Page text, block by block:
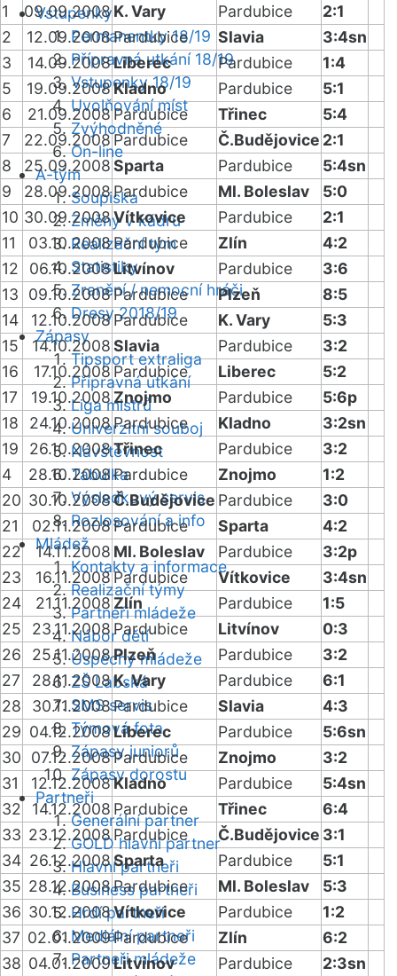
Vstupenky
Permanentky 18/19
Přípravná utkání 18/19
Vstupenky 18/19
Uvolňování míst
Zvýhodněné
On-line
A-tým
Soupiska
Změny v kádru
Realizační tým
Statistiky
Zranění / nemocní hráči
Dresy 2018/19
Zápasy
Tipsport extraliga
Přípravná utkání
Liga mistrů
Univerzitní souboj
Návštěvnost
Tabulka
Výsledkový servis
Rozlosování a info
Mládež
Kontakty a informace
Realizační týmy
Partneři mládeže
Nábor dětí
Úspěchy mládeže
ZŠ Labská
SMS servis
Týmová fota
Zápasy juniorů
Zápasy dorostu
Partneři
Generální partner
GOLD hlavní partner
Hlavní partneři
Business partneři
Hrdí partneři
Mediální partneři
Partneři mládeže
1 09.09.2008K. Vary Pardubice
2:1
2
12.09.2008Pardubice Slavia
3:4sn
3
14.09.2008Liberec Pardubice
1:4
5
19.09.2008Kladno Pardubice
5:1
6
21.09.2008 Pardubice Třinec
5:4
7
22.09.2008Pardubice Č.Budějovice 2:1
8
25.09.2008Sparta Pardubice
5:4sn
9
28.09.2008Pardubice Ml. Boleslav
5:0
10 30.09.2008Vítkovice Pardubice
2:1
11
03.10.2008Pardubice Zlín
4:2
12
06.10.2008Litvínov Pardubice
3:6
13
09.10.2008Pardubice Plzeň
8:5
14
12.10.2008Pardubice K. Vary
5:3
15
14.10.2008Slavia Pardubice
3:2
16
17.10.2008 Pardubice Liberec
5:2
17
19.10.2008 Znojmo Pardubice
5:6p
18
24.10.2008Pardubice Kladno
3:2sn
19
26.10.2008Třinec Pardubice
3:2
4
28.10.2008Pardubice Znojmo
1:2
20 30.10.2008Č.Budějovice Pardubice
3:0
21
02.11.2008Pardubice Sparta
4:2
22
14.11.2008 Ml. Boleslav Pardubice
3:2p
23
16.11.2008Pardubice Vítkovice
3:4sn
24
21.11.2008 Zlín Pardubice
1:5
25
23.11.2008 Pardubice Litvínov
0:3
26
25.11.2008Plzeň Pardubice
3:2
27
28.11.2008K. Vary Pardubice
6:1
28
30.11.2008Pardubice Slavia
4:3
29 04.12.2008Liberec Pardubice
5:6sn
30
07.12.2008Pardubice Znojmo
3:2
31
12.12.2008Kladno Pardubice
5:4sn
32
14.12.2008 Pardubice Třinec
6:4
33 23.12.2008Pardubice Č.Budějovice 3:1
34 26.12.2008Sparta Pardubice
5:1
35 28.12.2008Pardubice Ml. Boleslav
5:3
36 30.12.2008Vítkovice Pardubice
1:2
37 02.01.2009Pardubice Zlín
6:2
38 04.01.2009Litvínov Pardubice 2:3sn